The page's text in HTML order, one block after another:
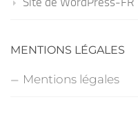
MENTIONS LÉGALES
Mentions légales